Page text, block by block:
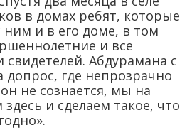
в домах ребят, которые
ним и в его доме, в том
и все
Абдурамана с
где непрозрачно
не сознается, мы на
здесь и сделаем такое, что